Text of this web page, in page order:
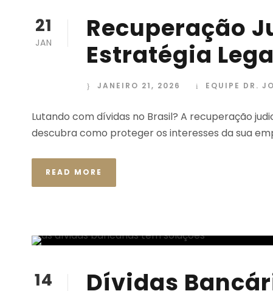
21
JAN
Recuperação
Estratégia
JANEIRO 21, 2026 EQUIPE DR.
Lutando com dívidas no Brasil? A recuperação
descubra como proteger os interesses da sua
READ MORE
14 Dívidas